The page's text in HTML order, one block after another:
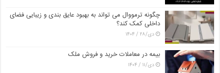
چگونه ترمووال می تواند به بهبود عایق بندی و زیبایی فضای
داخلی کمک کند؟
دی/۲۸ / ۱۴۰۴
بیمه در معاملات خرید و فروش ملک
دی/۱۱ / ۱۴۰۴